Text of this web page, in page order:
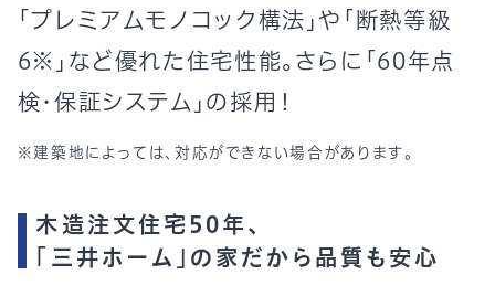
「プレミアムモノコック構法」や「断熱等級
6※」など優れた住宅性能。さらに「60年点
検・保証システム」の採用！
※建築地によっては、対応ができない場合があります。
木造注文住宅50年、
「三井ホーム」の家だから品質も安心